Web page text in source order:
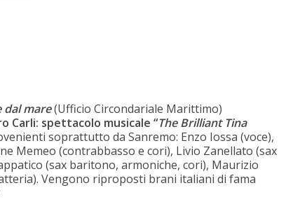
dal mare(Ufficio Circondariale Marittimo)
Carli: spettacolo musicale “The Brilliant Tina
soprattutto da Sanremo: Enzo Iossa (voce),
Memeo (contrabbasso e cori), Livio Zanellato (sax
(sax baritono, armoniche, cori), Maurizio
Vengono riproposti brani italiani di fama